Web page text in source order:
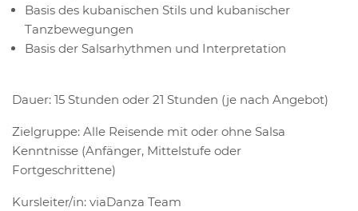
Basis des kubanischen Stils und kubanischer
Tanzbewegungen
Basis der Salsarhythmen und Interpretation
Dauer: 15 Stunden oder 21 Stunden (je nach Angebot)
Zielgruppe: Alle Reisende mit oder ohne Salsa
Kenntnisse (Anfänger, Mittelstufe oder
Fortgeschrittene)
Kursleiter/in: viaDanza Team